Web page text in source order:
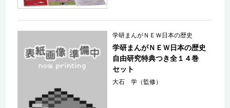
学研まんがＮＥＷ日本の歴史
学研まんがＮＥＷ日本の歴史
自由研究特典つき全１４巻
セット
大石 学（監修）